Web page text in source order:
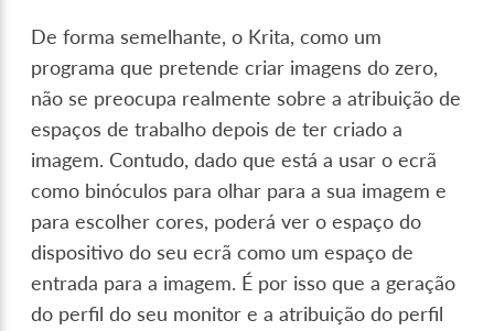
De forma semelhante, o Krita, como um
programa que pretende criar imagens do zero,
não se preocupa realmente sobre a atribuição de
espaços de trabalho depois de ter criado a
imagem. Contudo, dado que está a usar o ecrã
como binóculos para olhar para a sua imagem e
para escolher cores, poderá ver o espaço do
dispositivo do seu ecrã como um espaço de
entrada para a imagem. É por isso que a geração
do perfil do seu monitor e a atribuição do perfil